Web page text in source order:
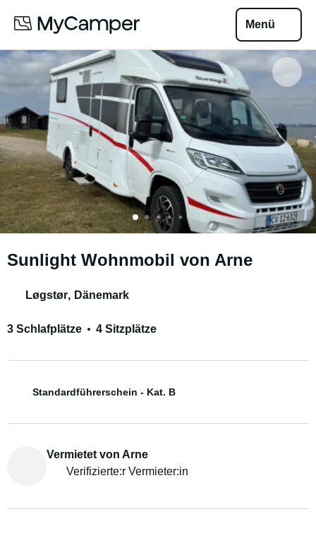
Menü
Sunlight Wohnmobil von Arne
Løgstør, Dänemark
3 Schlafplätze 4 Sitzplätze
Standardführerschein - Kat. B
Vermietet von Arne
Verifizierte:r Vermieter:in